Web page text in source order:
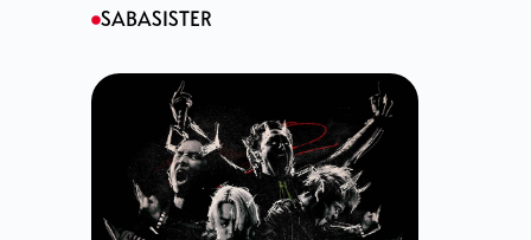
SABASISTER